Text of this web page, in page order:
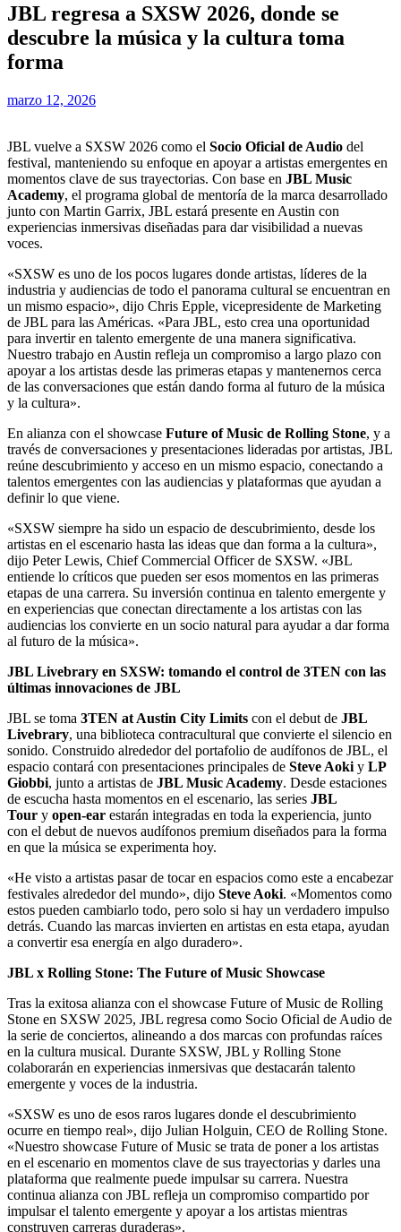
JBL regresa a SXSW 2026, donde se
descubre la música y la cultura toma
forma
marzo 12, 2026
JBL vuelve a SXSW 2026 como el Socio Oficial de Audio del
festival, manteniendo su enfoque en apoyar a artistas emergentes en
momentos clave de sus trayectorias. Con base en JBL Music
Academy, el programa global de mentoría de la marca desarrollado
junto con Martin Garrix, JBL estará presente en Austin con
experiencias inmersivas diseñadas para dar visibilidad a nuevas
voces.
«SXSW es uno de los pocos lugares donde artistas, líderes de la
industria y audiencias de todo el panorama cultural se encuentran en
un mismo espacio», dijo Chris Epple, vicepresidente de Marketing
de JBL para las Américas. «Para JBL, esto crea una oportunidad
para invertir en talento emergente de una manera significativa.
Nuestro trabajo en Austin refleja un compromiso a largo plazo con
apoyar a los artistas desde las primeras etapas y mantenernos cerca
de las conversaciones que están dando forma al futuro de la música
y la cultura».
En alianza con el showcase Future of Music de Rolling Stone, y a
través de conversaciones y presentaciones lideradas por artistas, JBL
reúne descubrimiento y acceso en un mismo espacio, conectando a
talentos emergentes con las audiencias y plataformas que ayudan a
definir lo que viene.
«SXSW siempre ha sido un espacio de descubrimiento, desde los
artistas en el escenario hasta las ideas que dan forma a la cultura»,
dijo Peter Lewis, Chief Commercial Officer de SXSW. «JBL
entiende lo críticos que pueden ser esos momentos en las primeras
etapas de una carrera. Su inversión continua en talento emergente y
en experiencias que conectan directamente a los artistas con las
audiencias los convierte en un socio natural para ayudar a dar forma
al futuro de la música».
JBL Livebrary en SXSW: tomando el control de 3TEN con las
últimas innovaciones de JBL
JBL se toma 3TEN at Austin City Limits con el debut de JBL
Livebrary, una biblioteca contracultural que convierte el silencio en
sonido. Construido alrededor del portafolio de audífonos de JBL, el
espacio contará con presentaciones principales de Steve Aoki y LP
Giobbi, junto a artistas de JBL Music Academy. Desde estaciones
de escucha hasta momentos en el escenario, las series JBL
Tour y open-ear estarán integradas en toda la experiencia, junto
con el debut de nuevos audífonos premium diseñados para la forma
en que la música se experimenta hoy.
«He visto a artistas pasar de tocar en espacios como este a encabezar
festivales alrededor del mundo», dijo Steve Aoki. «Momentos como
estos pueden cambiarlo todo, pero solo si hay un verdadero impulso
detrás. Cuando las marcas invierten en artistas en esta etapa, ayudan
a convertir esa energía en algo duradero».
JBL x Rolling Stone: The Future of Music Showcase
Tras la exitosa alianza con el showcase Future of Music de Rolling
Stone en SXSW 2025, JBL regresa como Socio Oficial de Audio de
la serie de conciertos, alineando a dos marcas con profundas raíces
en la cultura musical. Durante SXSW, JBL y Rolling Stone
colaborarán en experiencias inmersivas que destacarán talento
emergente y voces de la industria.
«SXSW es uno de esos raros lugares donde el descubrimiento
ocurre en tiempo real», dijo Julian Holguin, CEO de Rolling Stone.
«Nuestro showcase Future of Music se trata de poner a los artistas
en el escenario en momentos clave de sus trayectorias y darles una
plataforma que realmente puede impulsar su carrera. Nuestra
continua alianza con JBL refleja un compromiso compartido por
impulsar el talento emergente y apoyar a los artistas mientras
construyen carreras duraderas».